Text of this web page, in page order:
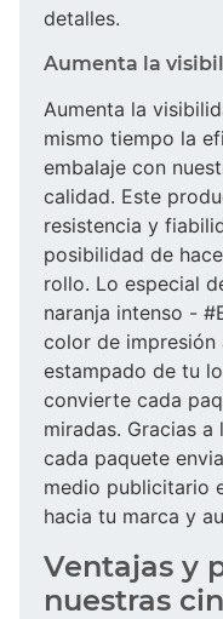
detalles.
Aumenta la
Aumenta la
mismo tiempo la
embalaje con
calidad. Este
resistencia y
posibilidad de
rollo. Lo especial
naranja intenso -
color de impresión
estampado de tu
convierte cada
miradas. Gracias
cada paquete
medio publicitario
hacia tu marca y
Ventajas y
nuestras